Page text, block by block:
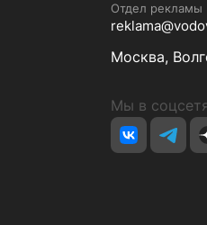
Отдел рекламы
Москва,
Мы в